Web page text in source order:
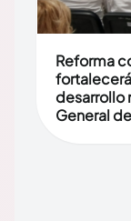
Reforma
desarrollo
General